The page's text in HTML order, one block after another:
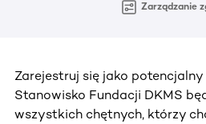
Zarządzanie
Zarejestruj się jako potencjalny
Stanowisko Fundacji DKMS
wszystkich chętnych, którzy